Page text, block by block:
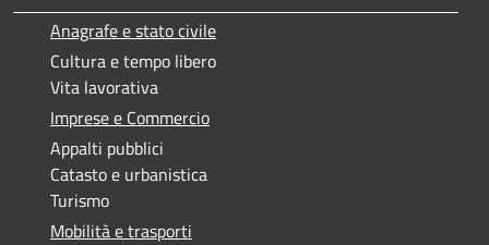
Anagrafe e stato civile
Cultura e tempo libero
Vita lavorativa
Imprese e Commercio
Appalti pubblici
Catasto e urbanistica
Turismo
Mobilità e trasporti